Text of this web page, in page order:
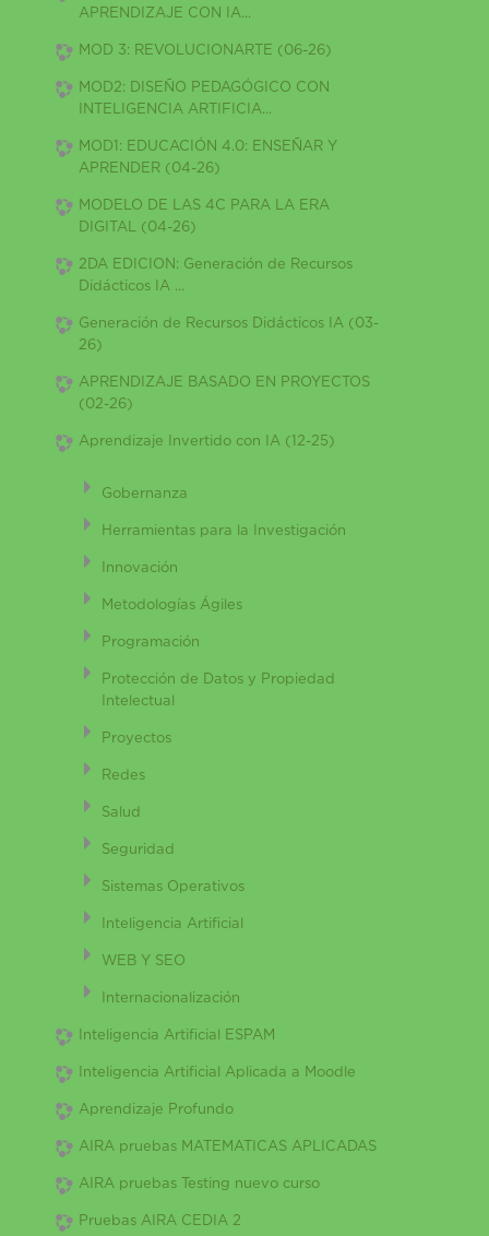
APRENDIZAJE CON IA...
MOD 3: REVOLUCIONARTE (06-26)
MOD2: DISEÑO PEDAGÓGICO CON
INTELIGENCIA ARTIFICIA...
MOD1: EDUCACIÓN 4.0: ENSEÑAR Y
APRENDER (04-26)
MODELO DE LAS 4C PARA LA ERA
DIGITAL (04-26)
2DA EDICION: Generación de Recursos
Didácticos IA ...
Generación de Recursos Didácticos IA (03-
26)
APRENDIZAJE BASADO EN PROYECTOS
(02-26)
Aprendizaje Invertido con IA (12-25)
Gobernanza
Herramientas para la Investigación
Innovación
Metodologías Ágiles
Programación
Protección de Datos y Propiedad
Intelectual
Proyectos
Redes
Salud
Seguridad
Sistemas Operativos
Inteligencia Artificial
WEB Y SEO
Internacionalización
Inteligencia Artificial ESPAM
Inteligencia Artificial Aplicada a Moodle
Aprendizaje Profundo
AIRA pruebas MATEMATICAS APLICADAS
AIRA pruebas Testing nuevo curso
Pruebas AIRA CEDIA 2